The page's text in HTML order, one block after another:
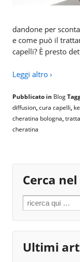
dandone per
e come può il
capelli? È presto
Leggi altro ›
Pubblicato in Blog
diffusion,cura capelli,
cheratina bologna,
cheratina
Cerca
Search for:
Ultimi